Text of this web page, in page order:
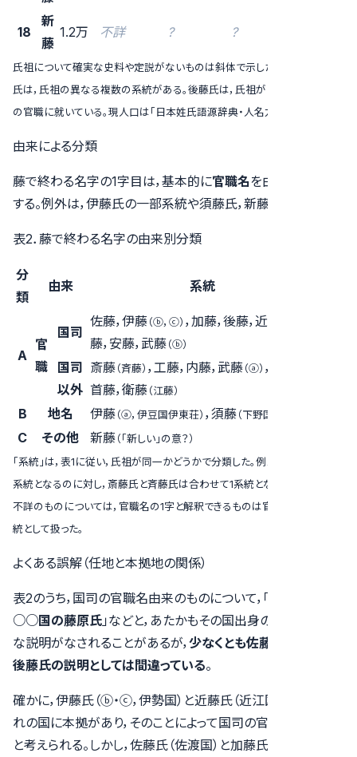
18
新
藤
1.2万 不詳 ? ?
氏祖について確実な史料や定説がないものは斜体で示した。伊藤氏と武藤
氏は，氏祖の異なる複数の系統がある。後藤氏は，氏祖が「後」のつく複数
の官職に就いている。現人口は「 日本姓氏語源辞典・人名力
由来による分類
藤で終わる名字の1字目は，基本的に官職名を由来（語源）と
する。例外は，伊藤氏の一部系統や須藤氏，新藤氏である。
表2．藤で終わる名字の由来別分類
分
類
由来 系統
A
官
職
国司
佐藤，伊藤 （ⓑ，ⓒ） ，加藤，後藤，近藤，遠
藤，安藤，武藤 （ⓑ）
国司
以外
斎藤 （斉藤） ，工藤，内藤，武藤 （ⓐ） ，進藤，
首藤，衛藤 （江藤）
B 地名 伊藤 （ⓐ，伊豆国伊東荘） ，須藤 （下野国那須郡）
C
その他 新藤 （「新しい」の意？）
「系統」は，表1に従い，氏祖が同一かどうかで分類した。例えば，伊藤氏は3
系統となるのに対し，斎藤氏と斉藤氏は合わせて1系統となる。なお，氏祖
不詳のものについては，官職名の1字と解釈できるものは官職に分類し，1系
統として扱った。
よくある誤解（任地と本拠地の関係）
表2のうち，国司の官職名由来のものについて，「
○○国の藤原氏」などと，あたかもその国出身の一族かのよう
な説明がなされることがあるが， 少なくとも佐藤氏と加藤氏，
後藤氏の説明としては間違っている。
確かに，伊藤氏（ⓑ・ⓒ，伊勢国）と近藤氏（近江国）は，それぞ
れの国に本拠があり，そのことによって国司の官職を得たもの
と考えられる。しかし，佐藤氏（佐渡国）と加藤氏（加賀国），後